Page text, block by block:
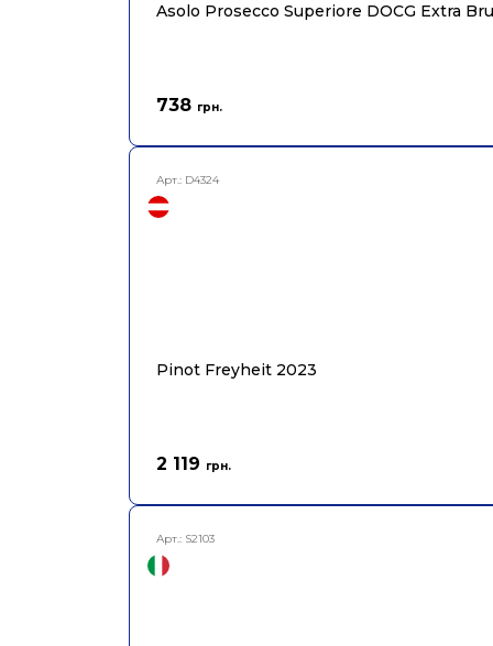
Asolo Prosecco Superiore DOCG Extra
738 грн.
Арт.: D4324
Pinot Freyheit 2023
2 119 грн.
Арт.: S2103